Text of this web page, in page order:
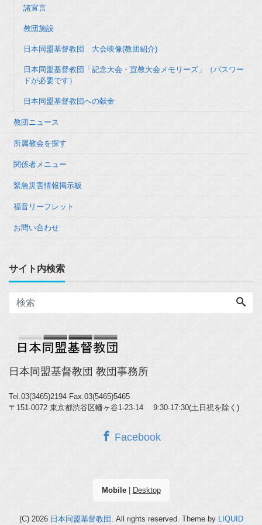
諸宣言
教団施設
日本同盟基督教団 大会映像(教団紹介)
日本同盟基督教団「記念大会・宣教大会メモリーズ」（パスワー
ドが必要です）
日本同盟基督教団への献金
教団ニュース
所属教会を探す
関係者メニュー
緊急災害情報掲示板
福音リーフレット
お問い合わせ
サイト内検索
日本同盟基督教団 教団事務所
Tel.03(3465)2194 Fax.03(5465)5465
〒151-0072 東京都渋谷区幡ヶ谷1-23-14 9:30-17:30(土日祝を除く)
Facebook
Mobile| Desktop
(C) 2026 日本同盟基督教団 . All rights reserved. Theme by LIQUID